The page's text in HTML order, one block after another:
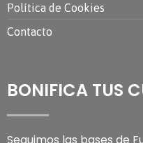
Política de Cookies
Contacto
BONIFICA TUS
Seguimos las bases de